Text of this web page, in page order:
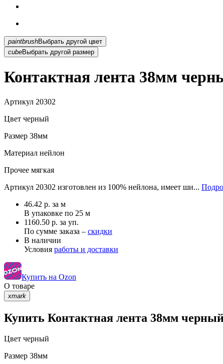
paintbrush
Выбрать другой цвет
cubeВыбрать другой размер
Контактная лента 38мм
Артикул 20302
Цвет черный
Размер 38мм
Материал нейлон
Прочее мягкая
Артикул 20302 изготовлен из 100% нейлона, имеет ши...
46.42 р. за м
В упаковке по 25 м
1160.50 р. за уп.
По сумме заказа – скидки
В наличии
Условия работы и доставки
Купить на Ozon
О товаре
xmark
Купить Контактная лента 38мм
Цвет черный
Размер 38мм